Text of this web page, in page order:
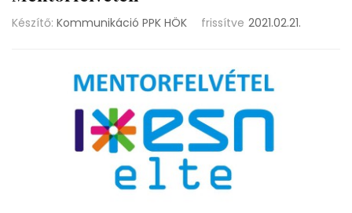
Készítő: Kommunikáció PPK HÖK frissítve 2021.02.21.